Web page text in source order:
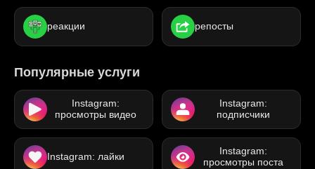
реакции репосты
Популярные услуги
Instagram:
просмотры видео
Instagram:
подписчики
Instagram: лайки
Instagram:
просмотры поста